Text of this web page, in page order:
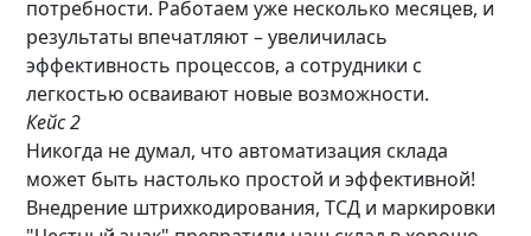
потребности. Работаем уже несколько месяцев, и
результаты впечатляют – увеличилась
эффективность процессов, а сотрудники с
легкостью осваивают новые возможности.
Кейс 2
Никогда не думал, что автоматизация склада
может быть настолько простой и эффективной!
Внедрение штрихкодирования, ТСД и маркировки